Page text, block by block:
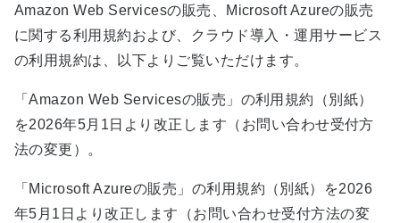
Amazon Web Servicesの販売、Microsoft Azureの販売
に関する利用規約および、クラウド導入・運用サービス
の利用規約は、以下よりご覧いただけます。
「Amazon Web Servicesの販売」の利用規約（別紙）
を2026年5月1日より改正します（お問い合わせ受付方
法の変更）。
「Microsoft Azureの販売」の利用規約（別紙）を2026
年5月1日より改正します（お問い合わせ受付方法の変